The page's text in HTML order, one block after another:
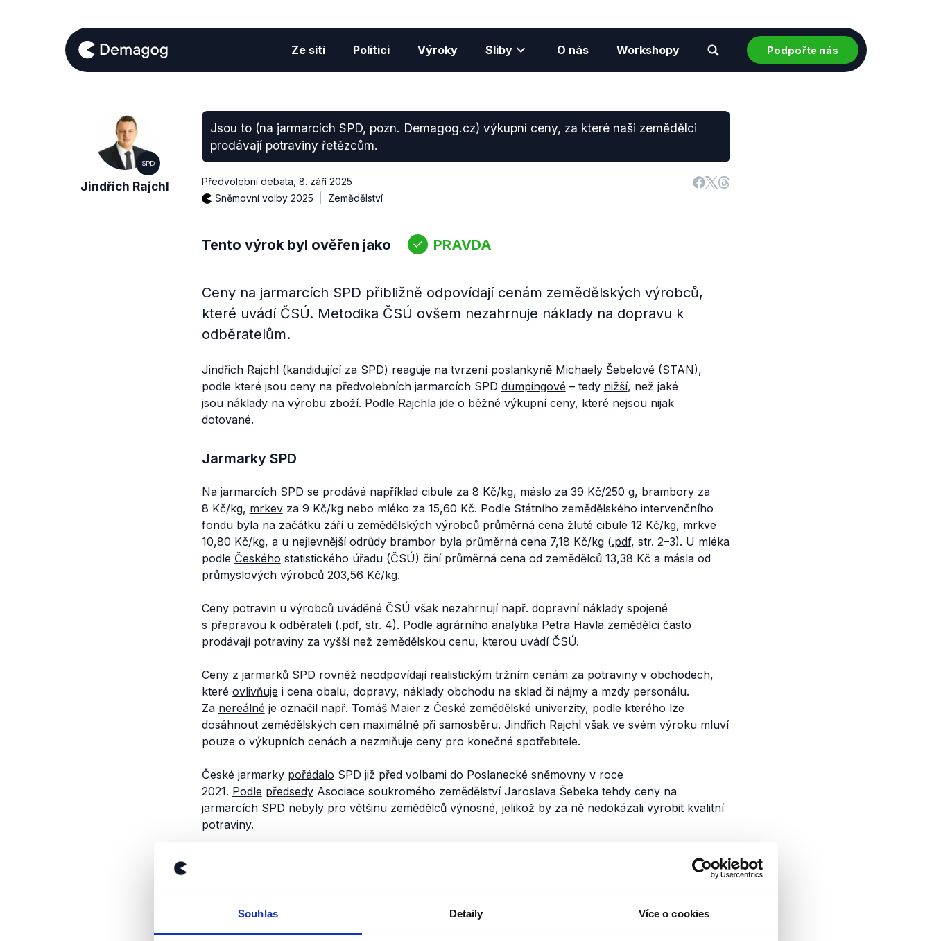
Souhlas Detaily Více o cookies
Ze sítí Politici Výroky Sliby O nás Workshopy Podpořte nás
SPD
Jindřich Rajchl
Jsou to (na jarmarcích SPD, pozn. Demagog.cz) výkupní ceny, za které naši zemědělci
prodávají potraviny řetězcům.
Předvolební debata 8. září 2025
Sněmovní volby 2025
Zemědělství
Tento výrok byl ověřen jako PRAVDA
Ceny na jarmarcích SPD přibližně odpovídají cenám zemědělských výrobců,
které uvádí ČSÚ. Metodika ČSÚ ovšem nezahrnuje náklady na dopravu k
odběratelům.
Jindřich Rajchl (kandidující za SPD) reaguje na tvrzení poslankyně Michaely Šebelové (STAN),
podle které jsou ceny na předvolebních jarmarcích SPD dumpingové – tedy nižší, než jaké
jsou nákladyna výrobu zboží. Podle Rajchla jde o běžné výkupní ceny, které nejsou nijak
dotované.
Jarmarky SPD
Na jarmarcíchSPD se prodávánapříklad cibule za 8 Kč/kg, máslo za 39 Kč/250 g, bramboryza
8 Kč/kg, mrkevza 9 Kč/kg nebo mléko za 15,60 Kč. Podle Státního zemědělského intervenčního
fondu byla na začátku září u zemědělských výrobců průměrná cena žluté cibule 12 Kč/kg, mrkve
10,80 Kč/kg, a u nejlevnější odrůdy brambor byla průměrná cena 7,18 Kč/kg (.pdf, str. 2–⁠⁠⁠⁠⁠⁠3). U mléka
podle Českého statistického úřadu (ČSÚ) činí průměrná cena od zemědělců 13,38 Kč a másla od
průmyslových výrobců 203,56 Kč/kg.
Ceny potravin u výrobců uváděné ČSÚ však nezahrnují např. dopravní náklady spojené
s přepravou k odběrateli (.pdf, str. 4). Podle agrárního analytika Petra Havla zemědělci často
prodávají potraviny za vyšší než zemědělskou cenu, kterou uvádí ČSÚ.
Ceny z jarmarků SPD rovněž neodpovídají realistickým tržním cenám za potraviny v obchodech,
které ovlivňuje i cena obalu, dopravy, náklady obchodu na sklad či nájmy a mzdy personálu.
Za nereálné je označil např. Tomáš Maier z České zemědělské univerzity, podle kterého lze
dosáhnout zemědělských cen maximálně při samosběru. Jindřich Rajchl však ve svém výroku mluví
pouze o výkupních cenách a nezmiňuje ceny pro konečné spotřebitele.
České jarmarky pořádalo SPD již před volbami do Poslanecké sněmovny v roce
2021. Podle předsedyAsociace soukromého zemědělství Jaroslava Šebeka tehdy ceny na
jarmarcích SPD nebyly pro většinu zemědělců výnosné, jelikož by za ně nedokázali vyrobit kvalitní
potraviny.
Ceny na jarmarcích SPD se podobají cenám zemědělských výrobců, které uvádí ČSÚ a Státní
zemědělský intervenční fond. Ceny v přehledu ČSÚ podle metodologie ale nezahrnují náklady na
dopravu k odběratelům, výrok Jindřicha Rajchla tak hodnotíme jako pravdivý s výhradou.